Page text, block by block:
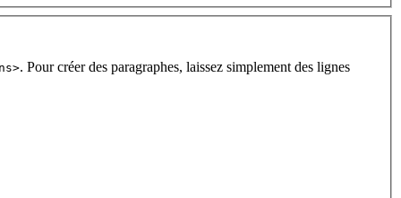
. Pour créer des paragraphes, laissez simplement des lignes